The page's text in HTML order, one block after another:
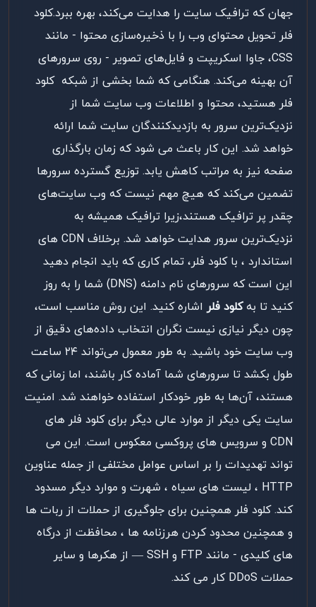
جهان که ترافیک سایت را هدایت می‌کند، بهره ببرد.کلود
فلر تحویل محتوای وب را با ذخیره‌سازی محتوا - مانند
CSS، جاوا اسکریپت و فایل‌های تصویر - روی سرورهای
آن بهینه می‌کند. هنگامی که شما بخشی از شبکه کلود
فلر هستید، محتوا و اطلاعات وب سایت شما از
نزدیک‌ترین سرور به بازدیدکنندگان سایت شما ارائه
خواهد شد. این کار باعث می شود که زمان بارگذاری
صفحه نیز به مراتب کاهش یابد. توزیع گسترده سرورها
تضمین می‌کند که هیچ مهم نیست که وب سایت‌های
چقدر پر ترافیک هستند،زیرا ترافیک همیشه به
نزدیک‌ترین سرور هدایت خواهد شد. برخلاف CDN های
استاندارد ، با کلود فلر، تمام کاری که باید انجام دهید
این است که سرورهای نام دامنه (DNS) شما را به روز
کنید تا بهکلود فلر اشاره کنید. این روش مناسب است،
چون دیگر نیازی نیست نگران انتخاب داده‌های دقیق از
وب سایت خود باشید. به طور معمول می‌تواند ۲۴ ساعت
طول بکشد تا سرورهای شما آماده کار باشند، اما زمانی که
هستند، آن‌ها به طور خودکار استفاده خواهند شد. امنیت
سایت یکی دیگر از موارد عالی دیگر برای کلود فلر های
CDN و سرویس های پروکسی معکوس است. این می
تواند تهدیدات را بر اساس عوامل مختلفی از جمله عناوین
HTTP ، لیست های سیاه ، شهرت و موارد دیگر مسدود
کند. کلود فلر همچنین برای جلوگیری از حملات از ربات ها
و همچنین محدود کردن هرزنامه ها ، محافظت از درگاه
های کلیدی - مانند FTP و SSH — از هکرها و سایر
حملات DDoS کار می کند.